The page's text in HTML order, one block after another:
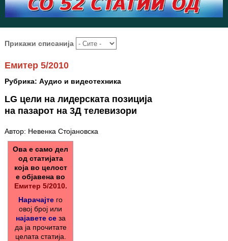
Прикажи списанија
Емитер 5/2010
Рубрика: Аудио и видеотехника
LG цели на лидерската позиција
на пазарот на 3Д телевизори
Автор: Невенка Стојановска
Ова е само дел
од статијата
која во целост
е објавена во
Емитер 5/2010.
Нарачајте го
овој број или
најавете сеза
да ја прочитате
целата статија.